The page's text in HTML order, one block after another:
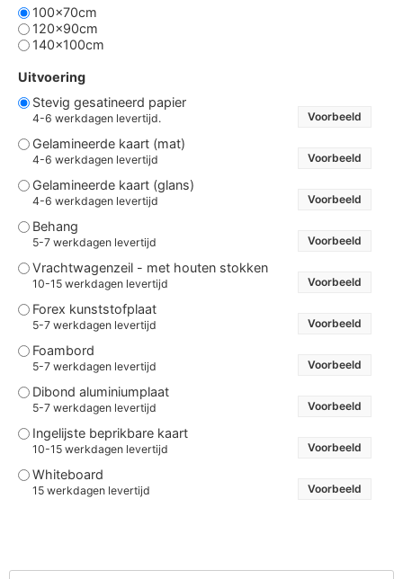
100x70cm
120x90cm
140x100cm
Uitvoering
Stevig gesatineerd papier
4-6 werkdagen levertijd. Voorbeeld
Gelamineerde kaart (mat)
4-6 werkdagen levertijd Voorbeeld
Gelamineerde kaart (glans)
4-6 werkdagen levertijd Voorbeeld
Behang
5-7 werkdagen levertijd Voorbeeld
Vrachtwagenzeil - met houten stokken
10-15 werkdagen levertijd Voorbeeld
Forex kunststofplaat
5-7 werkdagen levertijd Voorbeeld
Foambord
5-7 werkdagen levertijd Voorbeeld
Dibond aluminiumplaat
5-7 werkdagen levertijd Voorbeeld
Ingelijste beprikbare kaart
10-15 werkdagen levertijd Voorbeeld
Whiteboard
15 werkdagen levertijd Voorbeeld